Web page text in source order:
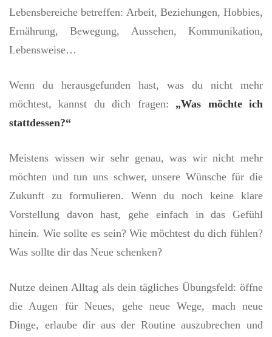
Lebensbereiche betreffen: Arbeit, Beziehungen, Hobbies,
Ernährung, Bewegung, Aussehen, Kommunikation,
Lebensweise…
Wenn du herausgefunden hast, was du nicht mehr
möchtest, kannst du dich fragen: „Was möchte ich
stattdessen?“
Meistens wissen wir sehr genau, was wir nicht mehr
möchten und tun uns schwer, unsere Wünsche für die
Zukunft zu formulieren. Wenn du noch keine klare
Vorstellung davon hast, gehe einfach in das Gefühl
hinein. Wie sollte es sein? Wie möchtest du dich fühlen?
Was sollte dir das Neue schenken?
Nutze deinen Alltag als dein tägliches Übungsfeld: öffne
die Augen für Neues, gehe neue Wege, mach neue
Dinge, erlaube dir aus der Routine auszubrechen und